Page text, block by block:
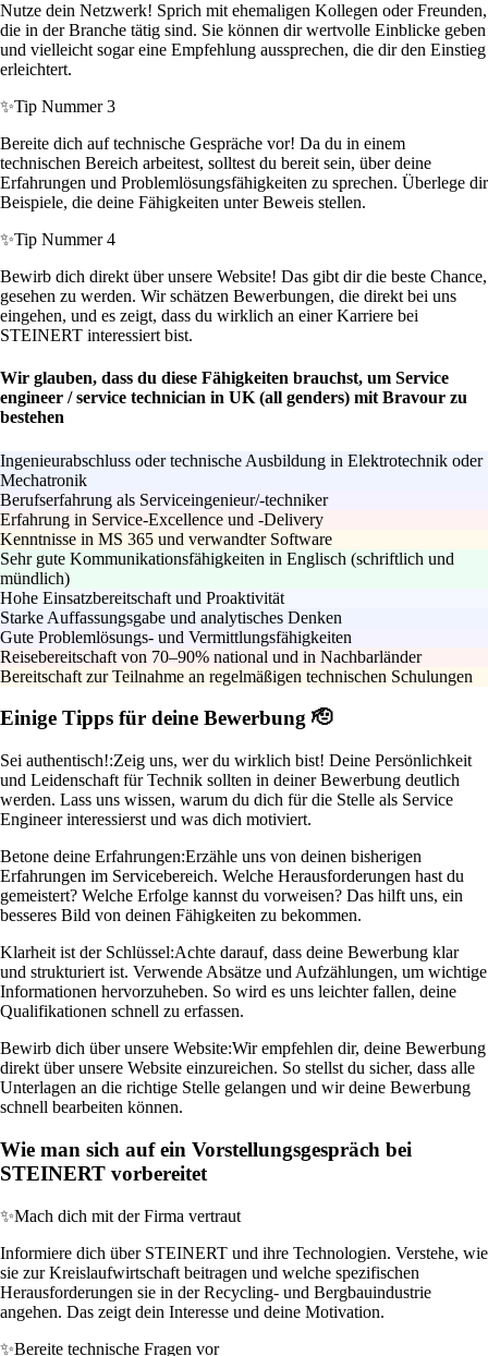
Nutze dein Netzwerk! Sprich mit ehemaligen Kollegen oder Freunden,
die in der Branche tätig sind. Sie können dir wertvolle Einblicke geben
und vielleicht sogar eine Empfehlung aussprechen, die dir den Einstieg
erleichtert.
✨Tip Nummer 3
Bereite dich auf technische Gespräche vor! Da du in einem
technischen Bereich arbeitest, solltest du bereit sein, über deine
Erfahrungen und Problemlösungsfähigkeiten zu sprechen. Überlege dir
Beispiele, die deine Fähigkeiten unter Beweis stellen.
✨Tip Nummer 4
Bewirb dich direkt über unsere Website! Das gibt dir die beste Chance,
gesehen zu werden. Wir schätzen Bewerbungen, die direkt bei uns
eingehen, und es zeigt, dass du wirklich an einer Karriere bei
STEINERT interessiert bist.
Wir glauben, dass du diese Fähigkeiten brauchst, um Service
engineer / service technician in UK (all genders) mit Bravour zu
bestehen
Ingenieurabschluss oder technische Ausbildung in Elektrotechnik oder
Mechatronik
Berufserfahrung als Serviceingenieur/-techniker
Erfahrung in Service-Excellence und -Delivery
Kenntnisse in MS 365 und verwandter Software
Sehr gute Kommunikationsfähigkeiten in Englisch (schriftlich und
mündlich)
Hohe Einsatzbereitschaft und Proaktivität
Starke Auffassungsgabe und analytisches Denken
Gute Problemlösungs- und Vermittlungsfähigkeiten
Reisebereitschaft von 70–90% national und in Nachbarländer
Bereitschaft zur Teilnahme an regelmäßigen technischen Schulungen
Einige Tipps für deine Bewerbung 🫡
Sei authentisch!:Zeig uns, wer du wirklich bist! Deine Persönlichkeit
und Leidenschaft für Technik sollten in deiner Bewerbung deutlich
werden. Lass uns wissen, warum du dich für die Stelle als Service
Engineer interessierst und was dich motiviert.
Betone deine Erfahrungen:Erzähle uns von deinen bisherigen
Erfahrungen im Servicebereich. Welche Herausforderungen hast du
gemeistert? Welche Erfolge kannst du vorweisen? Das hilft uns, ein
besseres Bild von deinen Fähigkeiten zu bekommen.
Klarheit ist der Schlüssel:Achte darauf, dass deine Bewerbung klar
und strukturiert ist. Verwende Absätze und Aufzählungen, um wichtige
Informationen hervorzuheben. So wird es uns leichter fallen, deine
Qualifikationen schnell zu erfassen.
Bewirb dich über unsere Website:Wir empfehlen dir, deine Bewerbung
direkt über unsere Website einzureichen. So stellst du sicher, dass alle
Unterlagen an die richtige Stelle gelangen und wir deine Bewerbung
schnell bearbeiten können.
Wie man sich auf ein Vorstellungsgespräch bei
STEINERT vorbereitet
✨Mach dich mit der Firma vertraut
Informiere dich über STEINERT und ihre Technologien. Verstehe, wie
sie zur Kreislaufwirtschaft beitragen und welche spezifischen
Herausforderungen sie in der Recycling- und Bergbauindustrie
angehen. Das zeigt dein Interesse und deine Motivation.
✨Bereite technische Fragen vor